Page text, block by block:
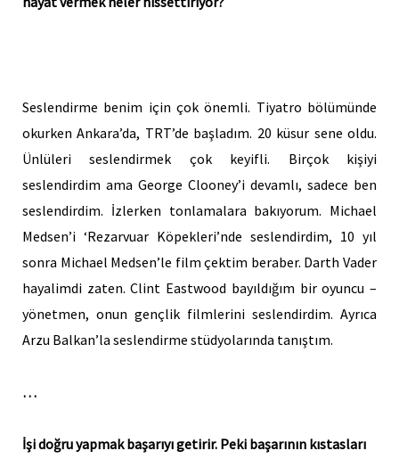
Seslendirme benim için çok önemli. Tiyatro bölümünde
okurken Ankara’da, TRT’de başladım. 20 küsur sene oldu.
Ünlüleri seslendirmek çok keyifli. Birçok kişiyi
seslendirdim ama George Clooney’i devamlı, sadece ben
seslendirdim. İzlerken tonlamalara bakıyorum. Michael
Medsen’i ‘Rezarvuar Köpekleri’nde seslendirdim, 10 yıl
sonra Michael Medsen’le film çektim beraber. Darth Vader
hayalimdi zaten. Clint Eastwood bayıldığım bir oyuncu –
yönetmen, onun gençlik filmlerini seslendirdim. Ayrıca
Arzu Balkan’la seslendirme stüdyolarında tanıştım.
…
İşi doğru yapmak başarıyı getirir. Peki başarının kıstasları